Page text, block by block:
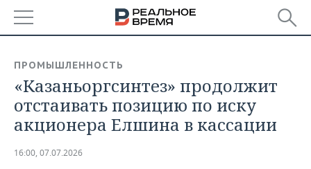
БАШКОРТОСТАН
ТАТАРСТАН
НОВОСТИ
АНАЛИТИКА
ПРОМЫШЛЕННОСТЬ
«Казаньоргсинтез» продолжит
отстаивать позицию по иску
акционера Елшина в кассации
16:00, 07.07.2026